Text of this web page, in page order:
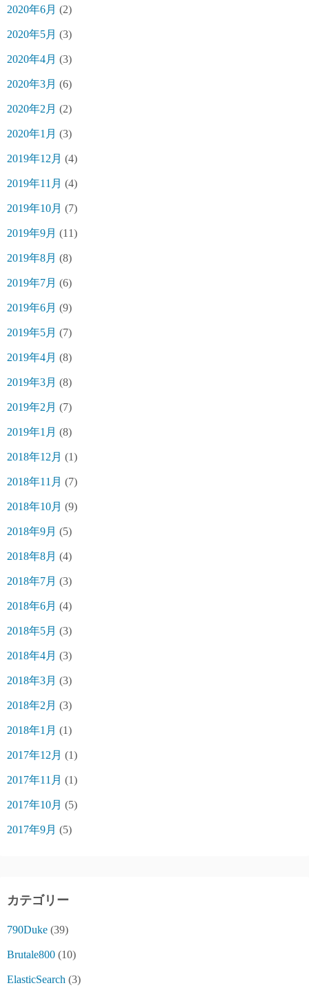
2020年6月 (2)
2020年5月 (3)
2020年4月 (3)
2020年3月 (6)
2020年2月 (2)
2020年1月 (3)
2019年12月 (4)
2019年11月 (4)
2019年10月 (7)
2019年9月 (11)
2019年8月 (8)
2019年7月 (6)
2019年6月 (9)
2019年5月 (7)
2019年4月 (8)
2019年3月 (8)
2019年2月 (7)
2019年1月 (8)
2018年12月 (1)
2018年11月 (7)
2018年10月 (9)
2018年9月 (5)
2018年8月 (4)
2018年7月 (3)
2018年6月 (4)
2018年5月 (3)
2018年4月 (3)
2018年3月 (3)
2018年2月 (3)
2018年1月 (1)
2017年12月 (1)
2017年11月 (1)
2017年10月 (5)
2017年9月 (5)
カテゴリー
790Duke (39)
Brutale800 (10)
ElasticSearch (3)